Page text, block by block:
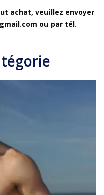
achat, veuillez envoyer
ou par tél.